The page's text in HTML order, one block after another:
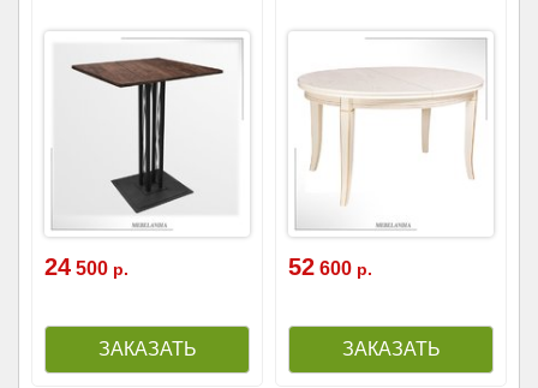
24 500 р. 52 600 р.